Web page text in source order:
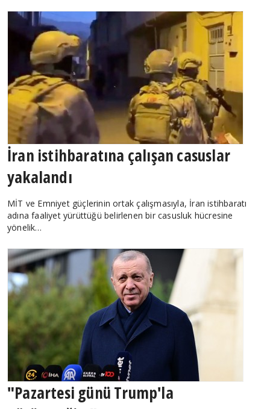
İran istihbaratına çalışan casuslar
yakalandı
MİT ve Emniyet güçlerinin ortak çalışmasıyla, İran istihbaratı
adına faaliyet yürüttüğü belirlenen bir casusluk hücresine
yönelik…
"Pazartesi günü Trump'la